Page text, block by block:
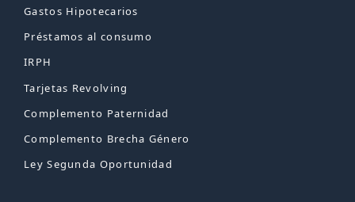
Gastos Hipotecarios
Préstamos al consumo
IRPH
Tarjetas Revolving
Complemento Paternidad
Complemento Brecha Género
Ley Segunda Oportunidad